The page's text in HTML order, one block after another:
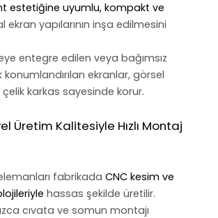
estetiğine uyumlu, kompakt ve
ekran yapılarının inşa edilmesini
entegre edilen veya bağımsız
ekranlar, görsel
karkas sayesinde korur.
Üretim Kalitesiyle Hızlı Montaj
fabrikada CNC kesim ve
hassas şekilde üretilir.
cıvata ve somun montajı